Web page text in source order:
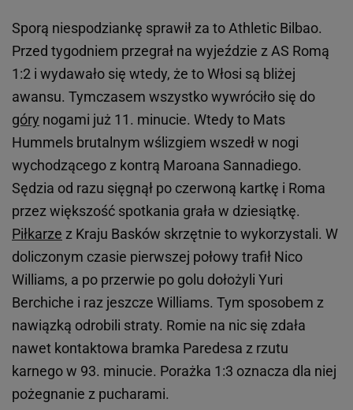
Sporą niespodziankę sprawił za to Athletic Bilbao.
Przed tygodniem przegrał na wyjeździe z AS Romą
1:2 i wydawało się wtedy, że to Włosi są bliżej
awansu. Tymczasem wszystko wywróciło się do
góry nogami już 11. minucie. Wtedy to Mats
Hummels brutalnym wślizgiem wszedł w nogi
wychodzącego z kontrą Maroana Sannadiego.
Sędzia od razu sięgnął po czerwoną kartkę i Roma
przez większość spotkania grała w dziesiątkę.
Piłkarze z Kraju Basków skrzętnie to wykorzystali. W
doliczonym czasie pierwszej połowy trafił Nico
Williams, a po przerwie po golu dołożyli Yuri
Berchiche i raz jeszcze Williams. Tym sposobem z
nawiązką odrobili straty. Romie na nic się zdała
nawet kontaktowa bramka Paredesa z rzutu
karnego w 93. minucie. Porażka 1:3 oznacza dla niej
pożegnanie z pucharami.